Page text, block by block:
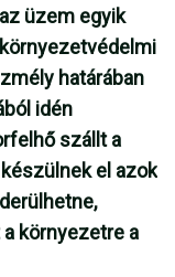
üzem egyik
határában
idén
szállt a
el azok
környezetre a